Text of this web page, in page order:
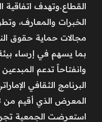
القطاع.وتهدف اتفاقية
الخبرات والمعارف،
مجالات حماية حقوق
بما يسهم في إرساء
وانفتاحاً تدعم
البرنامج الثقافي
استعرضت الجمعية